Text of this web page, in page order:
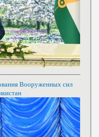
Вооруженных сил